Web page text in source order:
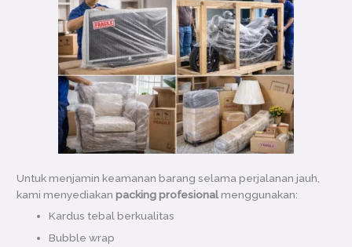
Untuk menjamin keamanan barang selama perjalanan jauh,
kami menyediakanpacking profesionalmenggunakan:
Kardus tebal berkualitas
Bubble wrap